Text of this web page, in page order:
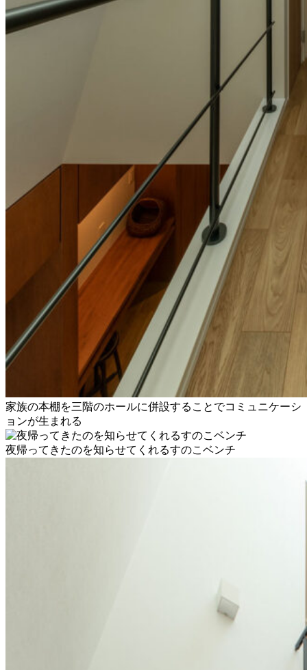
家族の本棚を三階のホールに併設することでコミュニケーシ
ョンが生まれる
夜帰ってきたのを知らせてくれるすのこベンチ